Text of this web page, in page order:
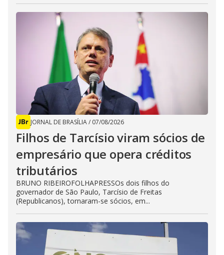
JORNAL DE BRASÍLIA/ 07/08/2026
Filhos de Tarcísio viram sócios de
empresário que opera créditos
tributários
BRUNO RIBEIROFOLHAPRESSOs dois filhos do
governador de São Paulo, Tarcísio de Freitas
(Republicanos), tornaram-se sócios, em...